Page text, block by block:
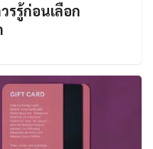
รู้ก่อนเลือก